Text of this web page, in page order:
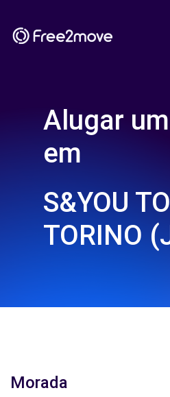
Alugar
em
S&YOU
TORINO
Morada